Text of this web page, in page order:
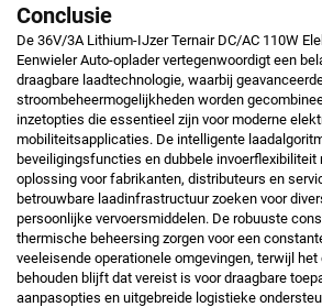
Conclusie
De 36V/3A Lithium-IJzer Ternair DC/AC 110W
Eenwieler Auto-oplader vertegenwoordigt een
draagbare laadtechnologie, waarbij
stroombeheermogelijkheden worden
inzetopties die essentieel zijn voor moderne
mobiliteitsapplicaties. De intelligente
beveiligingsfuncties en dubbele invoerflexibiliteit
oplossing voor fabrikanten, distributeurs en
betrouwbare laadinfrastructuur zoeken voor
persoonlijke vervoersmiddelen. De robuuste
thermische beheersing zorgen voor een
veeleisende operationele omgevingen, terwijl
behouden blijft dat vereist is voor draagbare
aanpasopties en uitgebreide logistieke